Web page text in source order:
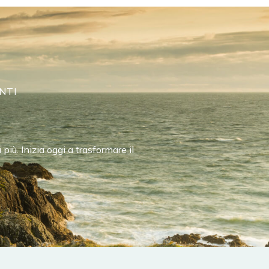
Inizia oggi a trasformare il